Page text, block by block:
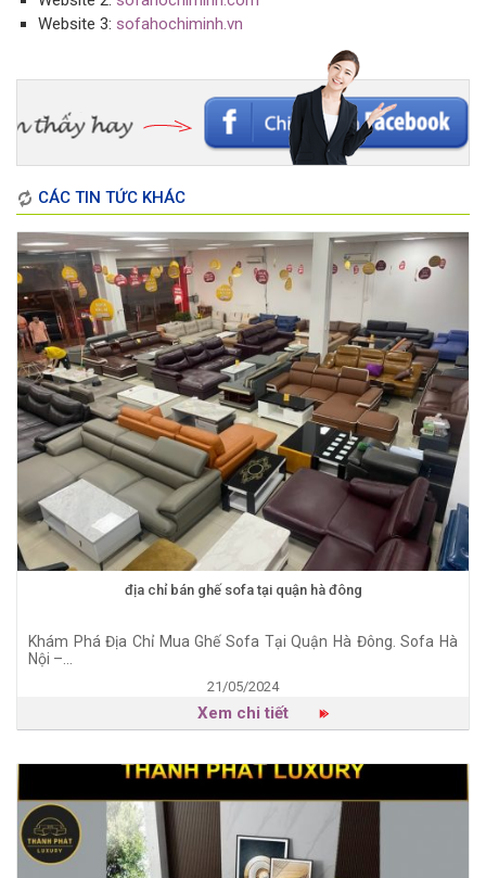
Website 3: sofahochiminh.vn
CÁC TIN TỨC KHÁC
địa chỉ bán ghế sofa tại quận hà đông
Khám Phá Địa Chỉ Mua Ghế Sofa Tại Quận Hà Đông. Sofa Hà
Nội –...
21/05/2024
Xem chi tiết